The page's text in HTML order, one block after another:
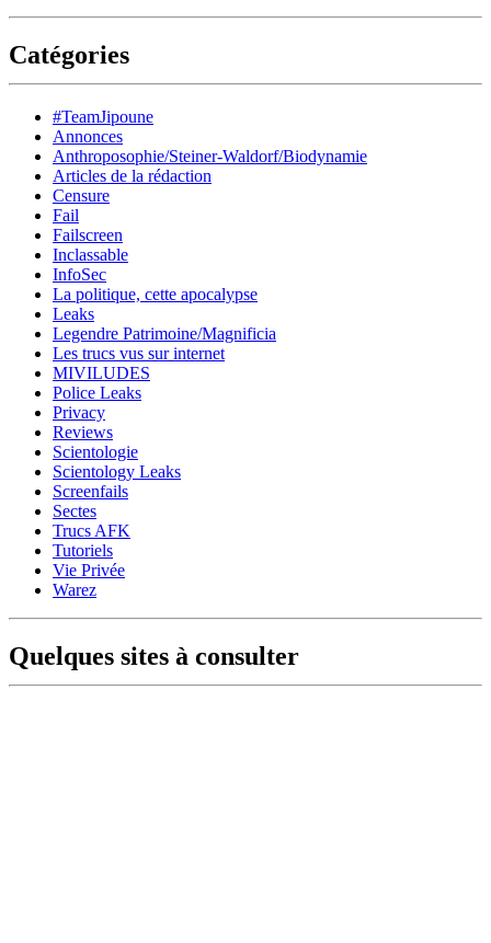
Catégories
#TeamJipoune
Annonces
Anthroposophie/Steiner-Waldorf/Biodynamie
Articles de la rédaction
Censure
Fail
Failscreen
Inclassable
InfoSec
La politique, cette apocalypse
Leaks
Legendre Patrimoine/Magnificia
Les trucs vus sur internet
MIVILUDES
Police Leaks
Privacy
Reviews
Scientologie
Scientology Leaks
Screenfails
Sectes
Trucs AFK
Tutoriels
Vie Privée
Warez
Quelques sites à consulter